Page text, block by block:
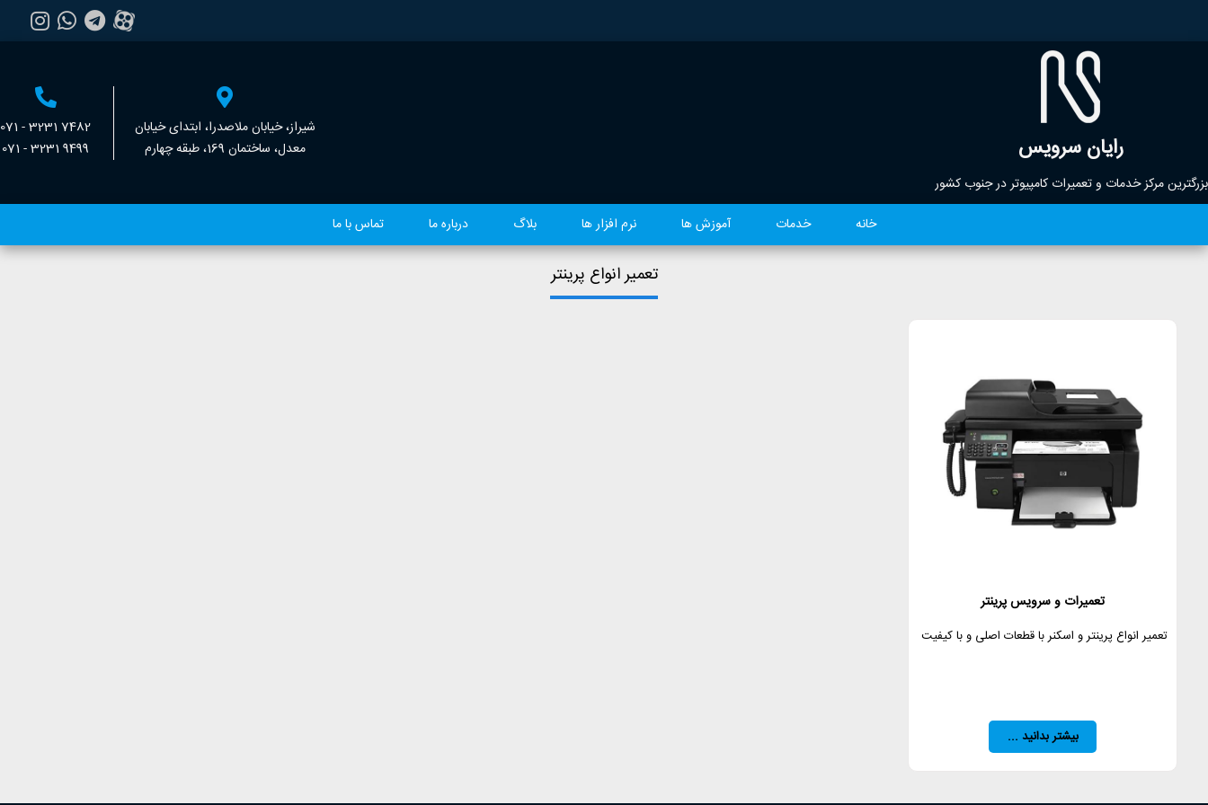
رایان سرویس
بزرگترین مرکز خدمات و تعمیرات کامپیوتر در جنوب کشور
071 - 3231 7482
071 - 3231 9499
شیراز، خیابان ملاصدرا، ابتدای خیابان
معدل، ساختمان 169، طبقه چهارم
خانه خدمات آموزش ها نرم افزار ها بلاگ درباره ما تماس با ما
تعمیر انواع پرینتر
تعمیرات و سرویس پرینتر
تعمیر انواع پرینتر و اسکنر با قطعات اصلی و با کیفیت
بیشتر بدانید ...